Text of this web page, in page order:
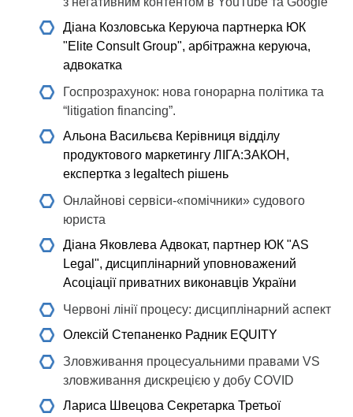
Діана Козловська Керуюча партнерка ЮК
"Elite Consult Group", арбітражна керуюча,
адвокатка
Госпрозрахунок: нова гонорарна політика та
“litigation financing”.
Альона Васильєва Керівниця відділу
продуктового маркетингу ЛІГА:ЗАКОН,
експертка з legaltech рішень
Онлайнові сервіси-«помічники» судового
юриста
Діана Яковлева Адвокат, партнер ЮК "AS
Legal", дисциплінарний уповноважений
Асоціації приватних виконавців України
Червоні лінії процесу: дисциплінарний аспект
Олексій Степаненко Радник EQUITY
Зловживання процесуальними правами VS
зловживання дискрецією у добу COVID
Лариса Швецова Секретарка Третьої